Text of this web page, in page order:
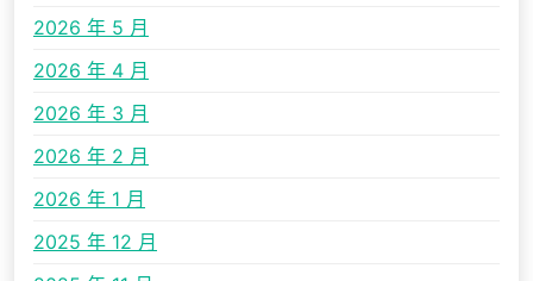
2026 年 5 月
2026 年 4 月
2026 年 3 月
2026 年 2 月
2026 年 1 月
2025 年 12 月